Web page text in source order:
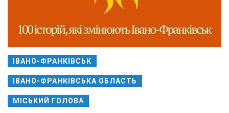
ІВАНО-ФРАНКІВСЬК
ІВАНО-ФРАНКІВСЬКА ОБЛАСТЬ
МІСЬКИЙ ГОЛОВА